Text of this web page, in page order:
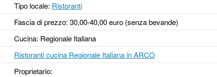
Tipo locale: Ristoranti
Fascia di prezzo: 30,00-40,00 euro (senza bevande)
Cucina: Regionale Italiana
Ristoranti cucina Regionale Italiana in ARCO
Proprietario: